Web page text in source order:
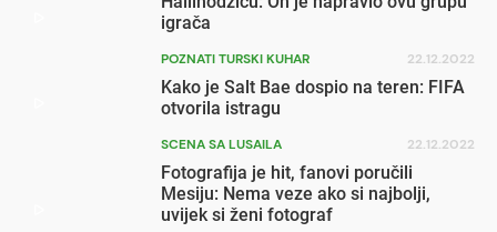
igrača
POZNATI TURSKI KUHAR 22.12.2022
Kako je Salt Bae dospio na teren: FIFA
otvorila istragu
SCENA SA LUSAILA 22.12.2022
Fotografija je hit, fanovi poručili
Mesiju: Nema veze ako si najbolji,
uvijek si ženi fotograf